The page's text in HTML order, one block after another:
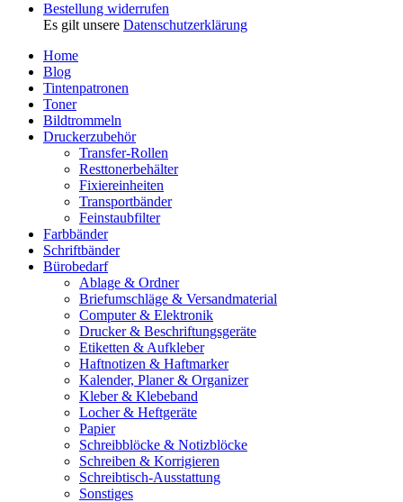
Bestellung widerrufen
Es gilt unsere Datenschutzerklärung
Home
Blog
Tintenpatronen
Toner
Bildtrommeln
Druckerzubehör
Transfer-Rollen
Resttonerbehälter
Fixiereinheiten
Transportbänder
Feinstaubfilter
Farbbänder
Schriftbänder
Bürobedarf
Ablage & Ordner
Briefumschläge & Versandmaterial
Computer & Elektronik
Drucker & Beschriftungsgeräte
Etiketten & Aufkleber
Haftnotizen & Haftmarker
Kalender, Planer & Organizer
Kleber & Klebeband
Locher & Heftgeräte
Papier
Schreibblöcke & Notizblöcke
Schreiben & Korrigieren
Schreibtisch-Ausstattung
Sonstiges